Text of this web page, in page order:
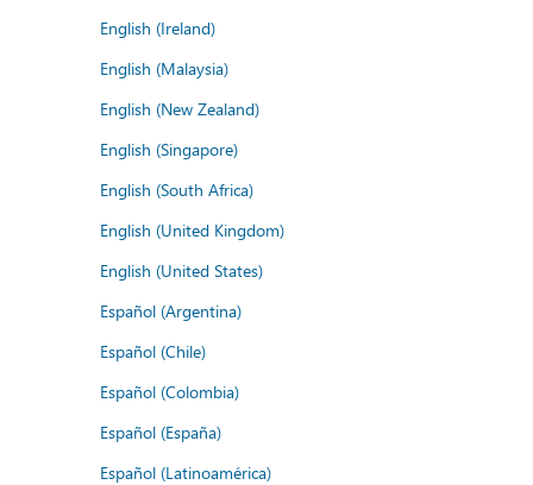
English (Ireland)
English (Malaysia)
English (New Zealand)
English (Singapore)
English (South Africa)
English (United Kingdom)
English (United States)
Español (Argentina)
Español (Chile)
Español (Colombia)
Español (España)
Español (Latinoamérica)